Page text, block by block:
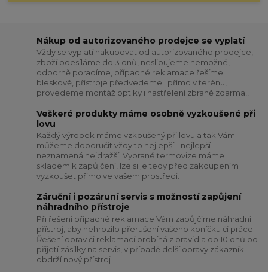
Nákup od autorizovaného prodejce se vyplatí
Vždy se vyplatí nakupovat od autorizovaného prodejce,
zboží odesíláme do 3 dnů, neslibujeme nemožné,
odborně poradíme, případné reklamace řešíme
bleskově, přístroje předvedeme i přímo v terénu,
provedeme montáž optiky i nastřelení zbraně zdarma!!
Veškeré produkty máme osobně vyzkoušené při
lovu
Každý výrobek máme vzkoušený při lovu a tak Vám
můžeme doporučit vždy to nejlepší - nejlepší
neznamená nejdražší. Vybrané termovize máme
skladem k zapůjčení, lze si je tedy před zakoupením
vyzkoušet přímo ve vašem prostředí.
Záruční i pozáruní servis s možností zapůjení
náhradního přístroje
Při řešení případné reklamace Vám zapůjčíme náhradní
přístroj, aby nehrozilo přerušení vašeho koníčku či práce.
Řešení oprav či reklamací probíhá z pravidla do 10 dnů od
přijetí zásilky na servis, v případě delší opravy zákazník
obdrží nový přístroj